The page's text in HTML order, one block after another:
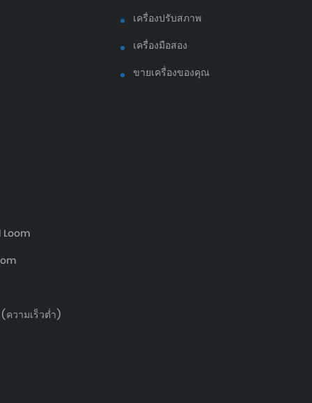
Loom
วามเร็วต่ำ)
เครื่องปรับสภาพ
เครื่องมือสอง
ขายเครื่องของคุณ